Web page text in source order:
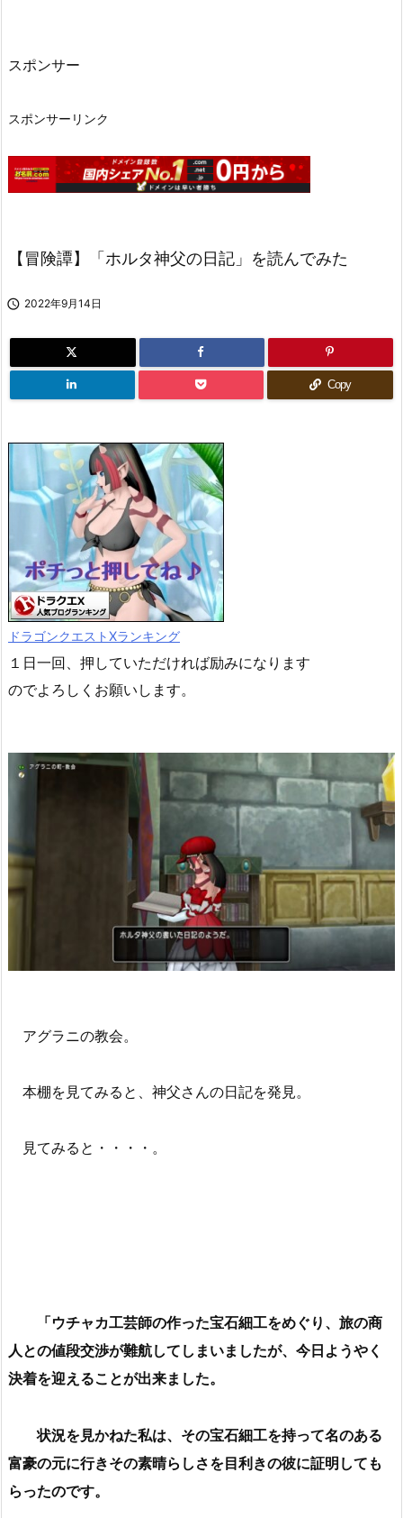
スポンサー
スポンサーリンク
【冒険譚】「ホルタ神父の日記」を読んでみた
 2022年9月14日
Copy
ドラゴンクエストXランキング
１日一回、押していただければ励みになります
のでよろしくお願いします。
アグラニの教会。
本棚を見てみると、神父さんの日記を発見。
見てみると・・・・。
「ウチャカ工芸師の作った宝石細工をめぐり、旅の商
人との値段交渉が難航してしまいましたが、今日ようやく
決着を迎えることが出来ました。
状況を見かねた私は、その宝石細工を持って名のある
富豪の元に行きその素晴らしさを目利きの彼に証明しても
らったのです。